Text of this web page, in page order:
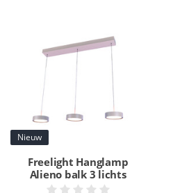
Nieuw
Freelight Hanglamp
Alieno balk 3 lichts